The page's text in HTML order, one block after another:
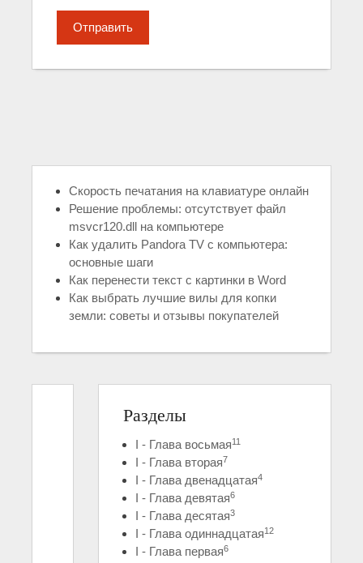
Отправить
Скорость печатания на клавиатуре онлайн
Решение проблемы: отсутствует файл
msvcr120.dll на компьютере
Как удалить Pandora TV с компьютера:
основные шаги
Как перенести текст с картинки в Word
Как выбрать лучшие вилы для копки
земли: советы и отзывы покупателей
Разделы
I - Глава восьмая11
I - Глава вторая7
I - Глава двенадцатая4
I - Глава девятая6
I - Глава десятая3
I - Глава одиннадцатая12
I - Глава первая6